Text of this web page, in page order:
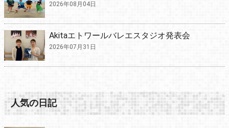
2026年08月04日
Akitaエトワールバレエスタジオ発表会
2026年07月31日
人気の日記